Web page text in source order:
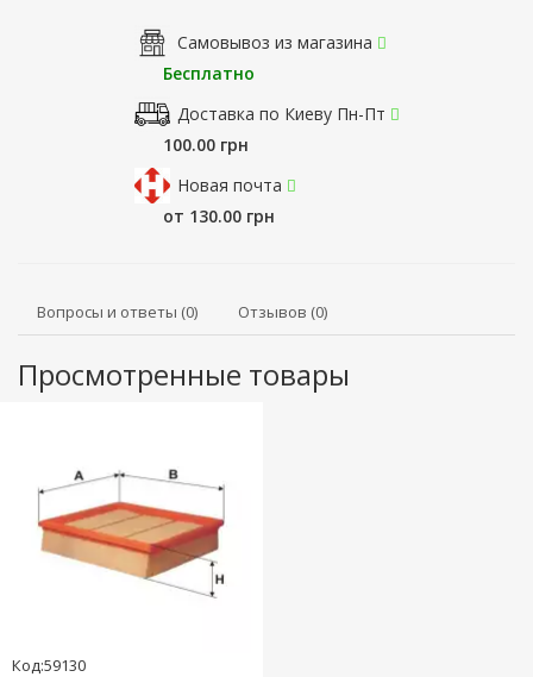
Самовывоз из магазина
Бесплатно
Доставка по Киеву Пн-Пт
100.00 грн
Новая почта
от 130.00 грн
Вопросы и ответы (0) Отзывов (0)
Просмотренные товары
Код:59130